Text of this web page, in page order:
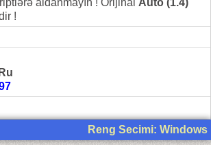
aldanmayın ! Orijinal Auto (1.4)
!
Reng Secimi: Windows